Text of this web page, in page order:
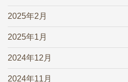
2025年2月
2025年1月
2024年12月
2024年11月